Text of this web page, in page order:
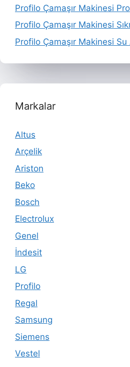
Profilo Çamaşır Makinesi
Profilo Çamaşır Makinesi
Profilo Çamaşır Makinesi Su
Markalar
Altus
Arçelik
Ariston
Beko
Bosch
Electrolux
Genel
İndesit
LG
Profilo
Regal
Samsung
Siemens
Vestel